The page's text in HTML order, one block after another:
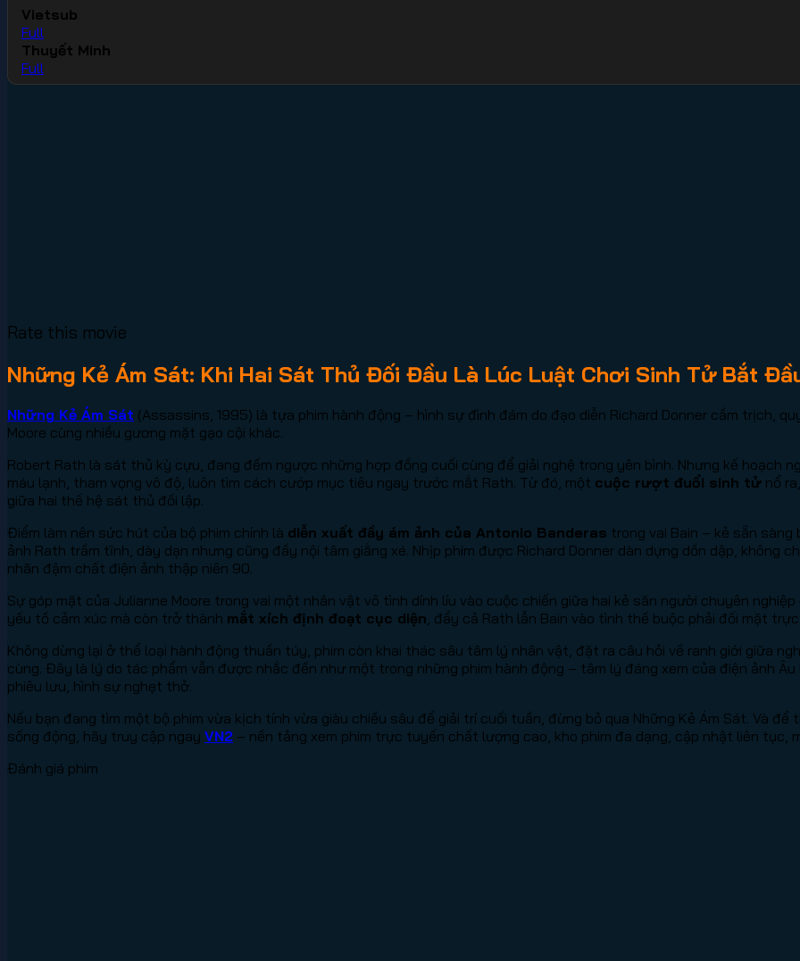
Vietsub
Full
Thuyết Minh
Full
Rate this movie
Những Kẻ Ám Sát: Khi Hai Sát Thủ Đối Đầu Là Lúc Luật Chơi Sinh Tử Bắt
Những Kẻ Ám Sát (Assassins, 1995) là tựa phim hành động – hình sự đình đám do đạo diễn Richard Donner cầm trịch,
Moore cùng nhiều gương mặt gạo cội khác.
Robert Rath là sát thủ kỳ cựu, đang đếm ngược những hợp đồng cuối cùng để giải nghệ trong yên bình. Nhưng kế hoạch
máu lạnh, tham vọng vô độ, luôn tìm cách cướp mục tiêu ngay trước mắt Rath. Từ đó, một cuộc rượt đuổi sinh tử nổ
giữa hai thế hệ sát thủ đối lập.
Điểm làm nên sức hút của bộ phim chính là diễn xuất đầy ám ảnh của Antonio Banderas trong vai Bain – kẻ sẵn
ảnh Rath trầm tĩnh, dày dạn nhưng cũng đầy nội tâm giằng xé. Nhịp phim được Richard Donner dàn dựng dồn dập, không
nhãn đậm chất điện ảnh thập niên 90.
Sự góp mặt của Julianne Moore trong vai một nhân vật vô tình dính líu vào cuộc chiến giữa hai kẻ săn người chuyên
yếu tố cảm xúc mà còn trở thành mắt xích định đoạt cục diện , đẩy cả Rath lẫn Bain vào tình thế buộc phải đối mặt
Không dừng lại ở thể loại hành động thuần túy, phim còn khai thác sâu tâm lý nhân vật, đặt ra câu hỏi về ranh giới giữa
cùng. Đây là lý do tác phẩm vẫn được nhắc đến như một trong những phim hành động – tâm lý đáng xem của điện ảnh
phiêu lưu, hình sự nghẹt thở.
Nếu bạn đang tìm một bộ phim vừa kịch tính vừa giàu chiều sâu để giải trí cuối tuần, đừng bỏ qua Những Kẻ Ám Sát. Và
sống động, hãy truy cập ngay VN2 – nền tảng xem phim trực tuyến chất lượng cao, kho phim đa dạng, cập nhật liên tục,
Đánh giá phim